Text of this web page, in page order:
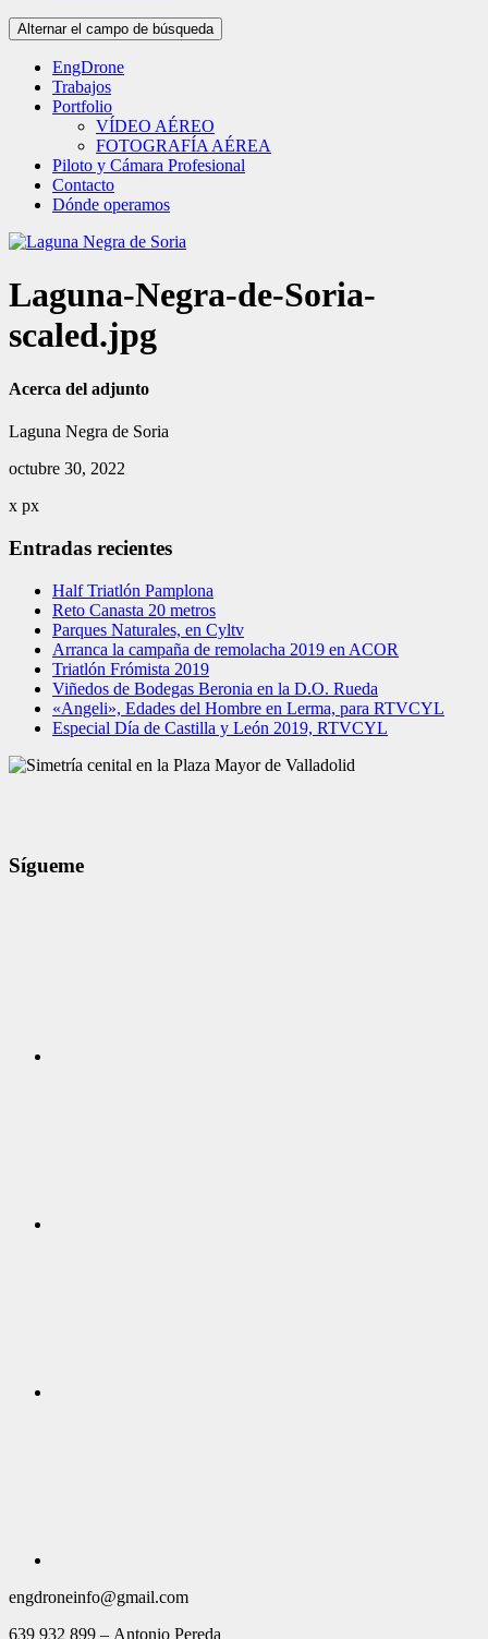
Alternar el campo de búsqueda
EngDrone
Trabajos
Portfolio
VÍDEO AÉREO
FOTOGRAFÍA AÉREA
Piloto y Cámara Profesional
Contacto
Dónde operamos
Laguna-Negra-de-Soria-
scaled.jpg
Acerca del adjunto
Laguna Negra de Soria
octubre 30, 2022
x px
Entradas recientes
Half Triatlón Pamplona
Reto Canasta 20 metros
Parques Naturales, en Cyltv
Arranca la campaña de remolacha 2019 en ACOR
Triatlón Frómista 2019
Viñedos de Bodegas Beronia en la D.O. Rueda
«Angeli», Edades del Hombre en Lerma, para RTVCYL
Especial Día de Castilla y León 2019, RTVCYL
Sígueme
engdroneinfo@gmail.com
639 932 899 – Antonio Pereda